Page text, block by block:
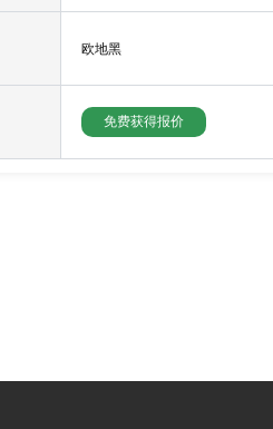
欧地黑
免费获得报价